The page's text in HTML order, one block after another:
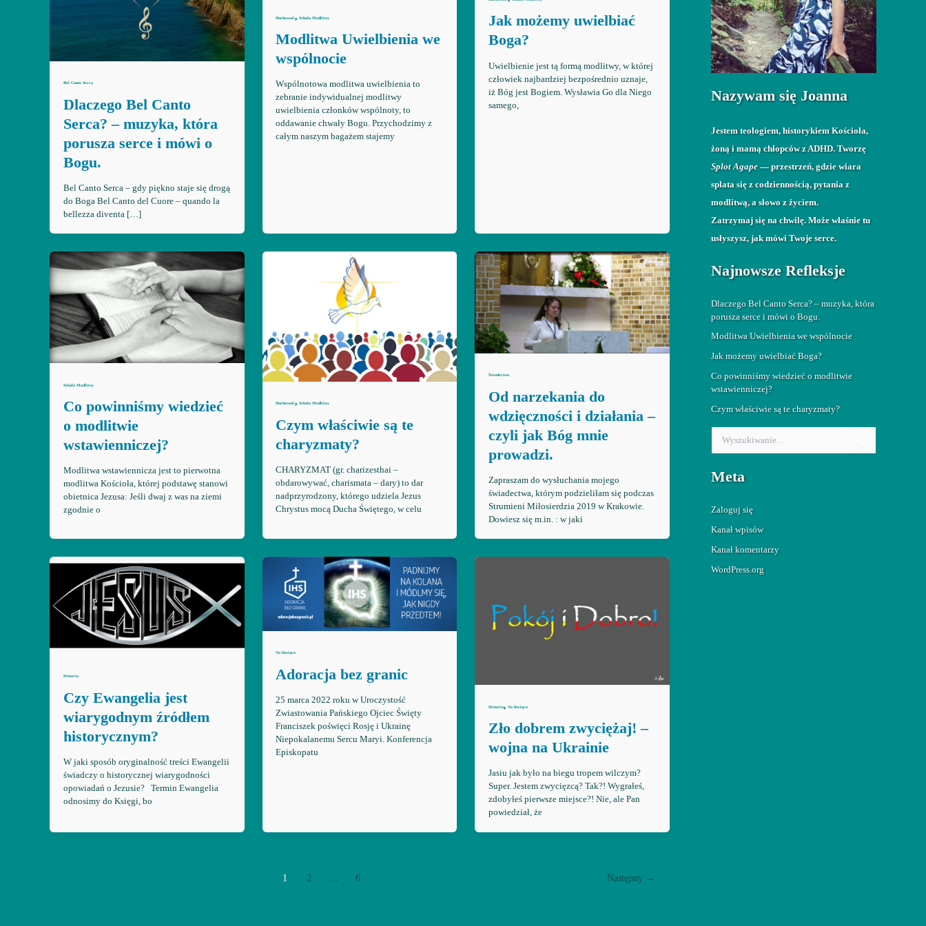
Bel Canto Serca
Dlaczego Bel Canto
Serca? – muzyka, która
porusza serce i mówi o
Bogu.
Bel Canto Serca – gdy piękno staje się drogą
do Boga Bel Canto del Cuore – quando la
bellezza diventa […]
Duchowość,Szkoła Modlitwy
Modlitwa Uwielbienia we
wspólnocie
Wspólnotowa modlitwa uwielbienia to
zebranie indywidualnej modlitwy
uwielbienia członków wspólnoty, to
oddawanie chwały Bogu. Przychodzimy z
całym naszym bagażem stajemy
Jak możemy uwielbiać
Boga?
Uwielbienie jest tą formą modlitwy, w której
człowiek najbardziej bezpośrednio uznaje,
iż Bóg jest Bogiem. Wysławia Go dla Niego
samego,
Szkoła Modlitwy
Co powinniśmy wiedzieć
o modlitwie
wstawienniczej?
Modlitwa wstawiennicza jest to pierwotna
modlitwa Kościoła, której podstawę stanowi
obietnica Jezusa: Jeśli dwaj z was na ziemi
zgodnie o
Duchowość,Szkoła Modlitwy
Czym właściwie są te
charyzmaty?
CHARYZMAT (gr. charizesthai –
obdarowywać, charismata – dary) to dar
nadprzyrodzony, którego udziela Jezus
Chrystus mocą Ducha Świętego, w celu
Świadectwa
Od narzekania do
wdzięczności i działania –
czyli jak Bóg mnie
prowadzi.
Zapraszam do wysłuchania mojego
świadectwa, którym podzieliłam się podczas
Strumieni Miłosierdzia 2019 w Krakowie.
Dowiesz się m.in. : w jaki
Historia
Czy Ewangelia jest
wiarygodnym źródłem
historycznym?
W jaki sposób oryginalność treści Ewangelii
świadczy o historycznej wiarygodności
opowiadań o Jezusie? Termin Ewangelia
odnosimy do Księgi, bo
Na bieżąco
Adoracja bez granic
25 marca 2022 roku w Uroczystość
Zwiastowania Pańskiego Ojciec Święty
Franciszek poświęci Rosję i Ukrainę
Niepokalanemu Sercu Maryi. Konferencja
Episkopatu
Historia, Na bieżąco
Zło dobrem zwyciężaj! –
wojna na Ukrainie
Jasiu jak było na biegu tropem wilczym?
Super. Jestem zwycięzcą? Tak?! Wygrałeś,
zdobyłeś pierwsze miejsce?! Nie, ale Pan
powiedział, że
1 2 6 Następny →
Nazywam się Joanna
Jestem teologiem, historykiem Kościoła,
żoną i mamą chłopców z ADHD. Tworzę
Splot Agape — przestrzeń, gdzie wiara
splata się z codziennością, pytania z
modlitwą, a słowo z życiem.
Zatrzymaj się na chwilę. Może właśnie tu
usłyszysz, jak mówi Twoje serce.
Najnowsze Refleksje
Dlaczego Bel Canto Serca? – muzyka, która
porusza serce i mówi o Bogu.
Modlitwa Uwielbienia we wspólnocie
Jak możemy uwielbiać Boga?
Co powinniśmy wiedzieć o modlitwie
wstawienniczej?
Czym właściwie są te charyzmaty?
k
d
l
Meta
Zaloguj się
Kanał wpisów
Kanał komentarzy
WordPress.org